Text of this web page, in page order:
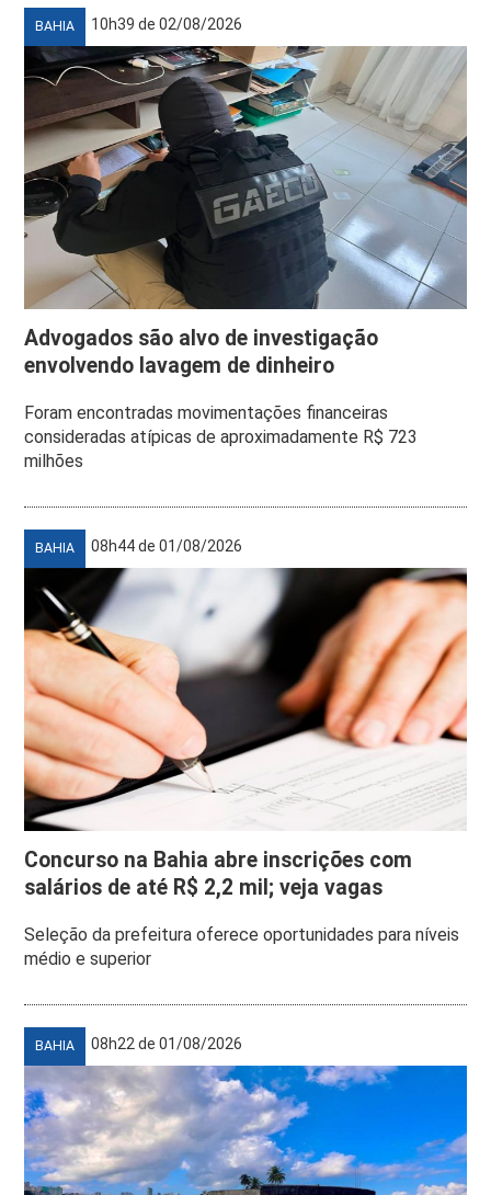
BAHIA 10h39 de 02/08/2026
Advogados são alvo de investigação
envolvendo lavagem de dinheiro
Foram encontradas movimentações financeiras
consideradas atípicas de aproximadamente R$ 723
milhões
BAHIA 08h44 de 01/08/2026
Concurso na Bahia abre inscrições com
salários de até R$ 2,2 mil; veja vagas
Seleção da prefeitura oferece oportunidades para níveis
médio e superior
BAHIA 08h22 de 01/08/2026